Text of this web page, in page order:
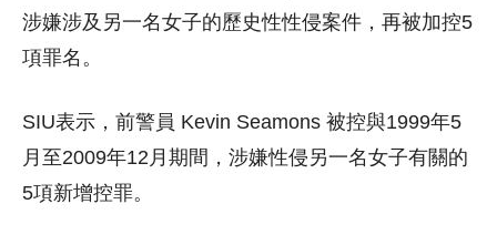
涉嫌涉及另一名女子的歷史性性侵案件，再被加控5
項罪名。
SIU表示，前警員 Kevin Seamons 被控與1999年5
月至2009年12月期間，涉嫌性侵另一名女子有關的
5項新增控罪。